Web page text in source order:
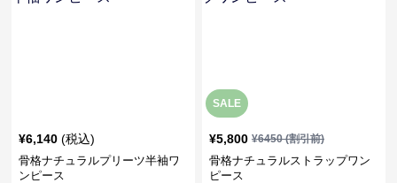
¥6,140 (税込)
骨格ナチュラルプリーツ半袖ワ
ンピース
SALE
¥5,800 ¥6450(割引前)
骨格ナチュラルストラップワン
ピース